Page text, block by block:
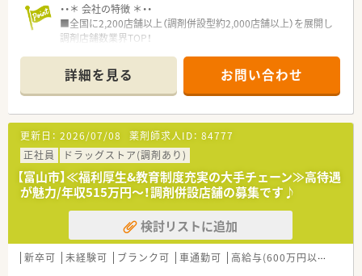
・・＊ 会社の特徴 ＊・・
■全国に2,200店舗以上（調剤併設型約2,000店舗以上）を展開し
調剤店舗数業界TOP！
頑張り次第で高給与も可能！
■経験や勤務コースによりますが、経験の少ない方でも500万前
半スタートと業界TOP水準！
■職種や職域に合わせ、豊富な社内研修や外部組織と連携した研
修を用意されています
■薬剤師が中心の会社だからこそ活躍できるキャリアパスが多
種多様に用意されています。
■店舗拡大に伴い、エリアマネジャーや営業部長等のマネジメン
トのポジションも増えます。
■在宅や教育等の専門性を活かせるスペシャリストを目指すこ
とも可能です。
■その他にも、管理部門や商品部門等の本社スタッフなど活動領
域は多種多様です。
■在宅実施店舗は年々増加しており、在宅医療へもしっかりと関
詳細を見る お問い合わせ
更新日： 2026/07/08 薬剤師求人ID： 84777
正社員
ドラッグストア(調剤あり)
【富山市】≪福利厚生&教育制度充実の大手チェーン≫高待遇
が魅力/年収515万円～！調剤併設店舗の募集です♪
検討リストに追加
新卒可 未経験可 ブランク可 車通勤可 高給与(600万円以上)